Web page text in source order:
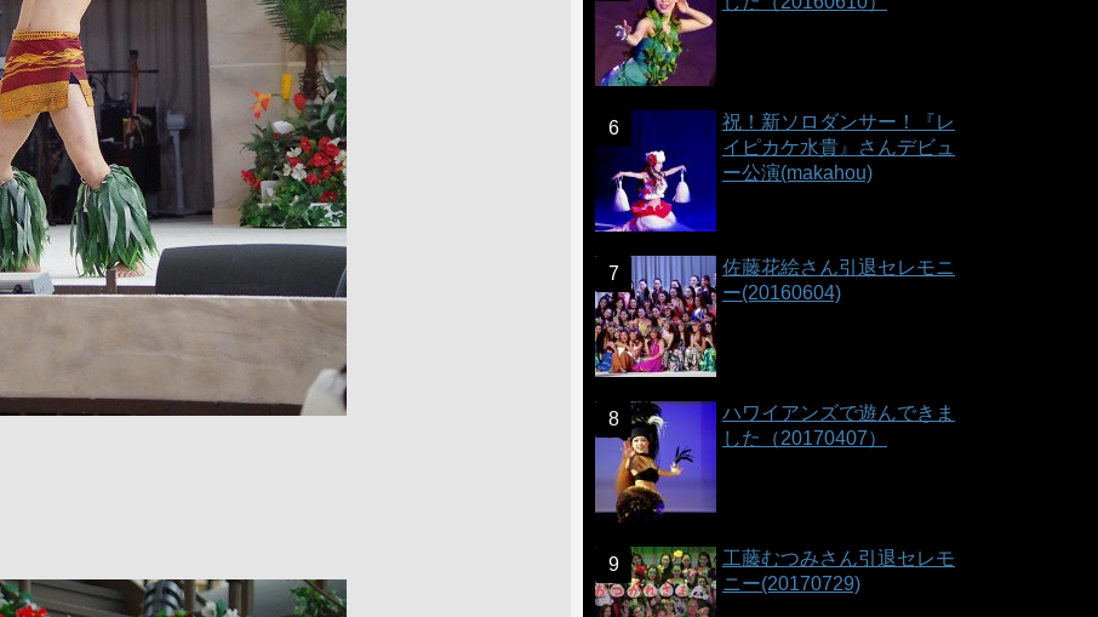
祝！新ソロダンサー！『レ
イピカケ水貴』さんデビュ
ー公演(makahou)
佐藤花絵さん引退セレモニ
ー(20160604)
ハワイアンズで遊んできま
した（20170407）
工藤むつみさん引退セレモ
ニー(20170729)